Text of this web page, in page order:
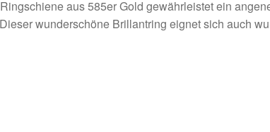
aus 585er Gold gewährleistet ein
wunderschöne Brillantring eignet sich auch